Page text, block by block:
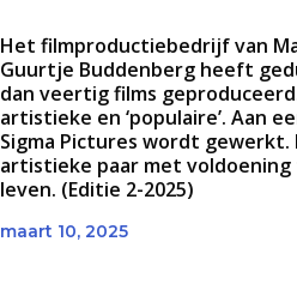
Het filmproductiebedrijf van
Guurtje Buddenberg heeft
dan veertig films
artistieke en ‘populaire’. Aan
Sigma Pictures wordt
artistieke paar met
leven. (Editie 2-2025)
maart 10, 2025